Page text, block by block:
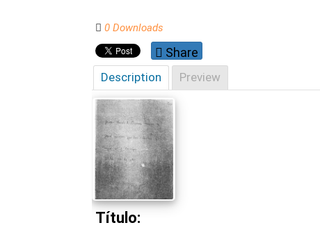
0 Downloads
Share
Description Preview
Título: